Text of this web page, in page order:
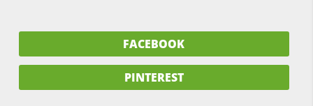
FACEBOOK
PINTEREST